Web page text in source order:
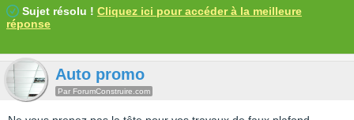
Sujet résolu ! Cliquez ici pour accéder à la meilleure
réponse
Auto promo
Par ForumConstruire.com